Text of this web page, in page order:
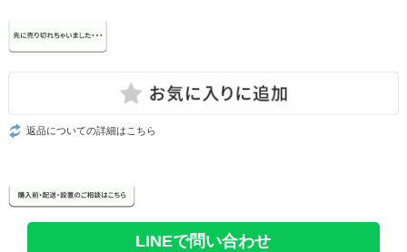
返品についての詳細はこちら
LINEで問い合わせ